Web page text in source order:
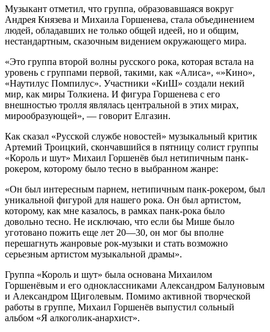
Музыкант отметил, что группа, образовавшаяся вокруг
Андрея Князева и Михаила Горшенева, стала объединением
людей, обладавших не только общей идеей, но и общим,
нестандартным, сказочным видением окружающего мира.
«Это группа второй волны русского рока, которая встала на
уровень с группами первой, такими, как «Алиса», «»Кино»,
«Наутилус Помпилус». Участники «КиШ» создали некий
мир, как миры Толкиена. И фигура Горшенева с его
внешностью тролля являлась центральной в этих мирах,
мирообразующей», — говорит Елгазин.
Как сказал «Русской службе новостей» музыкальный критик
Артемий Троицкий, скончавшийся в пятницу солист группы
«Король и шут» Михаил Горшенёв был нетипичным панк-
рокером, которому было тесно в выбранном жанре:
«Он был интересным парнем, нетипичным панк-рокером, был
уникальной фигурой для нашего рока. Он был артистом,
которому, как мне казалось, в рамках панк-рока было
довольно тесно. Не исключаю, что если бы Мише было
уготовано пожить еще лет 20—30, он мог бы вполне
перешагнуть жанровые рок-музыки и стать возможно
серьезным артистом музыкальной драмы».
Группа «Король и шут» была основана Михаилом
Горшенёвым и его одноклассниками Александром Балуновым
и Александром Щиголевым. Помимо активной творческой
работы в группе, Михаил Горшенёв выпустил сольный
альбом «Я алкоголик-анархист».